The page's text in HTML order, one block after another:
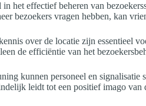
het effectief beheren van
bezoekers vragen hebben, kan
over de locatie zijn essentieel
de efficiëntie van het
kunnen personeel en
leidt tot een positief imago van